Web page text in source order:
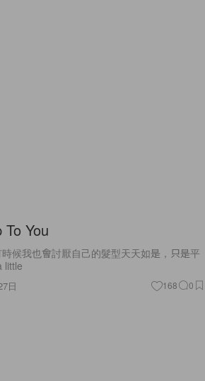
You
候我也會討厭自己的髮型天天如是，只是平
little
日 168 0